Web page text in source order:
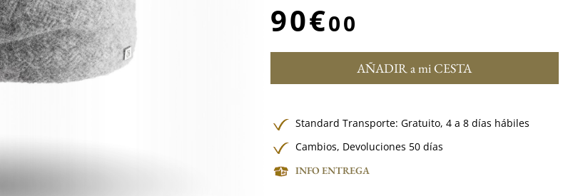
90€00
AÑADIR a mi CESTA
Standard Transporte:Gratuito,4 a 8 días hábiles
Cambios, Devoluciones 50 días
INFO ENTREGA